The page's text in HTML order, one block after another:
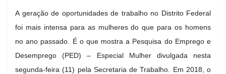
A geração de oportunidades de trabalho no Distrito Federal
foi mais intensa para as mulheres do que para os homens
no ano passado. É o que mostra a Pesquisa do Emprego e
Desemprego (PED) – Especial Mulher divulgada nesta
segunda-feira (11) pela Secretaria de Trabalho. Em 2018, o